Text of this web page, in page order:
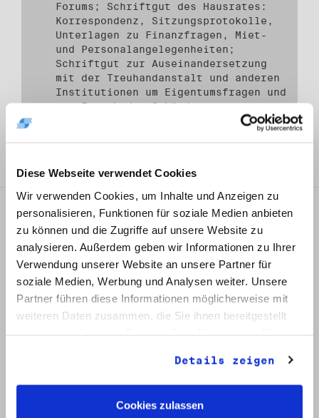
Diese Webseite verwendet Cookies
Wir verwenden Cookies, um Inhalte und Anzeigen zu
personalisieren, Funktionen für soziale Medien anbieten
zu können und die Zugriffe auf unsere Website zu
analysieren. Außerdem geben wir Informationen zu Ihrer
Verwendung unserer Website an unsere Partner für
soziale Medien, Werbung und Analysen weiter. Unsere
Partner führen diese Informationen möglicherweise mit
weiteren Daten zusammen, die Sie ihnen bereitgestellt
Details zeigen
Cookies zulassen
Forums; Schriftgut des Hausrates:
Korrespondenz, Sitzungsprotokolle,
Unterlagen zu Finanzfragen, Miet-
und Personalangelegenheiten;
Schriftgut zur Auseinandersetzung
mit der Treuhandanstalt und anderen
Institutionen um Eigentumsfragen und
zum Erwerb des Gebäudes.
Archiv der DDR-Opposition